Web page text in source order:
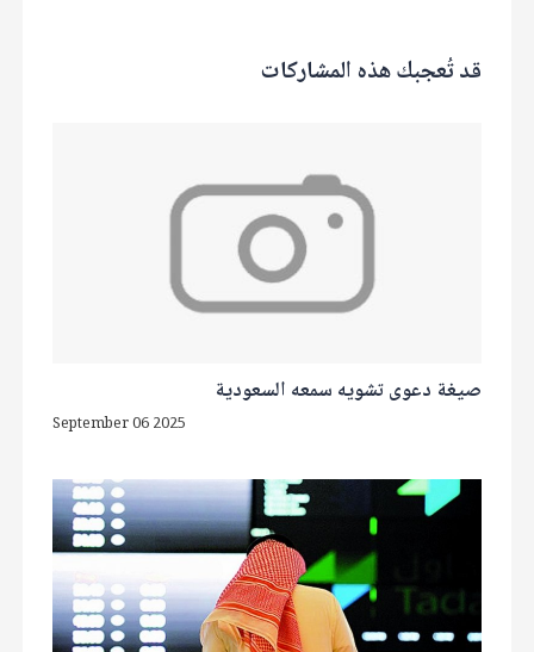
قد تُعجبك هذه المشاركات
صيغة دعوى تشويه سمعه السعودية
September 06 2025